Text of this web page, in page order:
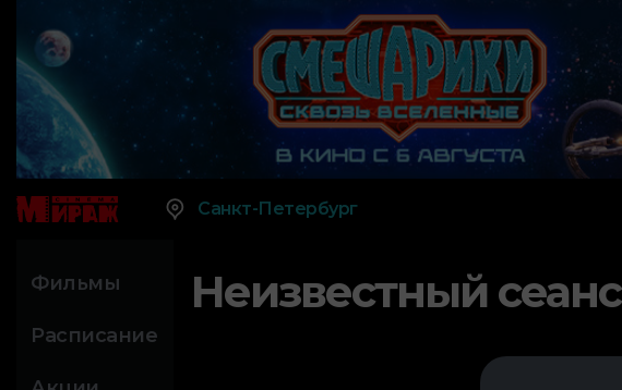
Санкт-Петербург
Фильмы
Расписание
Неизвестный сеанс